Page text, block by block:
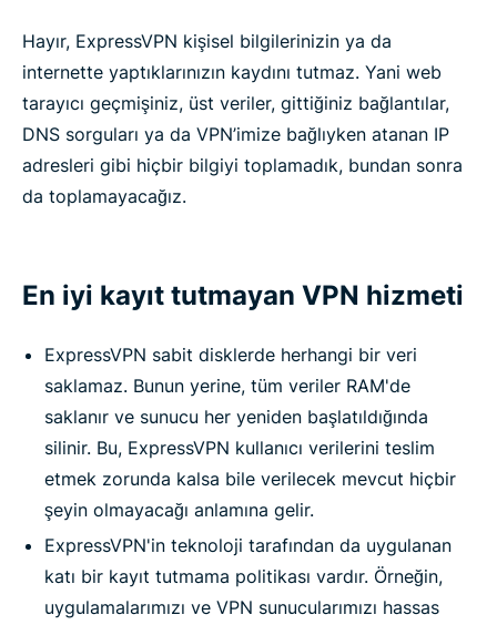
Hayır, ExpressVPN kişisel bilgilerinizin ya da
internette yaptıklarınızın kaydını tutmaz. Yani web
tarayıcı geçmişiniz, üst veriler, gittiğiniz bağlantılar,
DNS sorguları ya da VPN’imize bağlıyken atanan IP
adresleri gibi hiçbir bilgiyi toplamadık, bundan sonra
da toplamayacağız.
En iyi kayıt tutmayan VPN hizmeti
ExpressVPN sabit disklerde herhangi bir veri
saklamaz. Bunun yerine, tüm veriler RAM'de
saklanır ve sunucu her yeniden başlatıldığında
silinir. Bu, ExpressVPN kullanıcı verilerini teslim
etmek zorunda kalsa bile verilecek mevcut hiçbir
şeyin olmayacağı anlamına gelir.
ExpressVPN'in teknoloji tarafından da uygulanan
katı bir kayıt tutmama politikası vardır. Örneğin,
uygulamalarımızı ve VPN sunucularımızı hassas